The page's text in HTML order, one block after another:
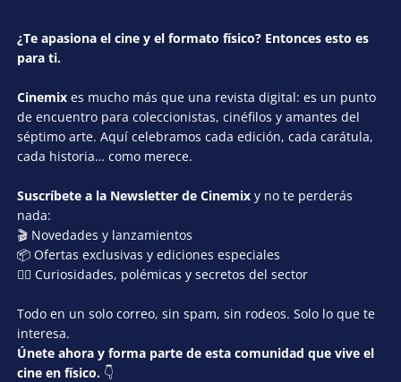
¿Te apasiona el cine y el formato físico? Entonces esto es
para ti.
Cinemix es mucho más que una revista digital: es un punto
de encuentro para coleccionistas, cinéfilos y amantes del
séptimo arte. Aquí celebramos cada edición, cada carátula,
cada historia… como merece.
Suscríbete a la Newsletter de Cinemix y no te perderás
nada:
🎬 Novedades y lanzamientos
📦 Ofertas exclusivas y ediciones especiales
🕵️‍♂️ Curiosidades, polémicas y secretos del sector
Todo en un solo correo, sin spam, sin rodeos. Solo lo que te
interesa.
Únete ahora y forma parte de esta comunidad que vive el
cine en físico. 👇